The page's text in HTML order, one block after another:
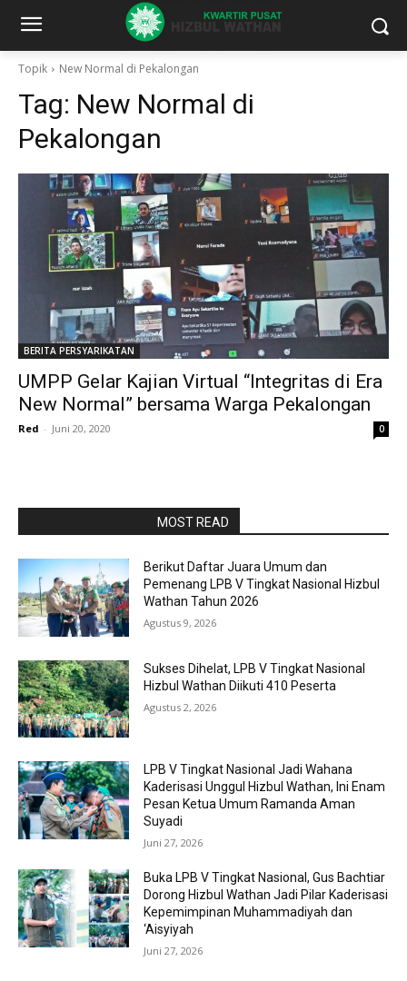
Topik New Normal di Pekalongan
Tag: New Normal di
Pekalongan
BERITA PERSYARIKATAN
UMPP Gelar Kajian Virtual “Integritas di Era
New Normal” bersama Warga Pekalongan
Red - Juni 20, 2020 0
MOST READ
Berikut Daftar Juara Umum dan
Pemenang LPB V Tingkat Nasional Hizbul
Wathan Tahun 2026
Agustus 9, 2026
Sukses Dihelat, LPB V Tingkat Nasional
Hizbul Wathan Diikuti 410 Peserta
Agustus 2, 2026
LPB V Tingkat Nasional Jadi Wahana
Kaderisasi Unggul Hizbul Wathan, Ini Enam
Pesan Ketua Umum Ramanda Aman
Suyadi
Juni 27, 2026
Buka LPB V Tingkat Nasional, Gus Bachtiar
Dorong Hizbul Wathan Jadi Pilar Kaderisasi
Kepemimpinan Muhammadiyah dan
‘Aisyiyah
Juni 27, 2026